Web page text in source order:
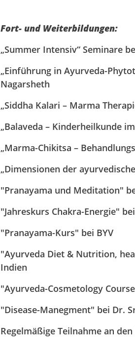
Fort- und Weiterbildungen:
„Summer Intensiv“ Seminare
„Einführung in Ayurveda-
Nagarsheth
„Siddha Kalari – Marma
„Balaveda – Kinderheilkunde
„Marma-Chikitsa –
„Dimensionen der
"Pranayama und Meditation"
"Jahreskurs Chakra-Energie"
"Pranayama-Kurs" bei BYV
"Ayurveda Diet & Nutrition,
Indien
"Ayurveda-Cosmetology
"Disease-Manegment" bei Dr.
Regelmäßige Teilnahme an